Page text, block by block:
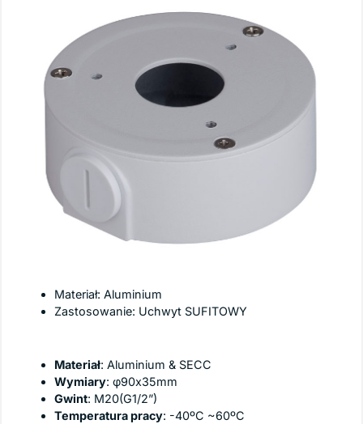
Materiał: Aluminium
Zastosowanie: Uchwyt SUFITOWY
Materiał: Aluminium & SECC
Wymiary: φ90x35mm
Gwint: M20(G1/2”)
Temperatura pracy: -40ºC ~60ºC